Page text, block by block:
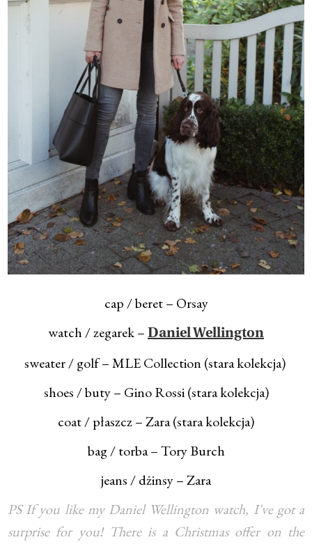
cap / beret – Orsay
watch / zegarek – Daniel Wellington
sweater / golf – MLE Collection (stara kolekcja)
shoes / buty – Gino Rossi (stara kolekcja)
coat / płaszcz – Zara (stara kolekcja)
bag / torba – Tory Burch
jeans / dżinsy – Zara
PS If you like my Daniel Wellington watch, I've got a
surprise for you! There is a Christmas offer on the